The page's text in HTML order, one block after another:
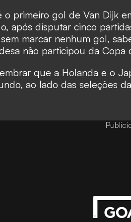
o primeiro gol de Van Dijk
após disputar cinco
marcar nenhum gol,
não participou da Copa
que a Holanda e o
ao lado das seleções